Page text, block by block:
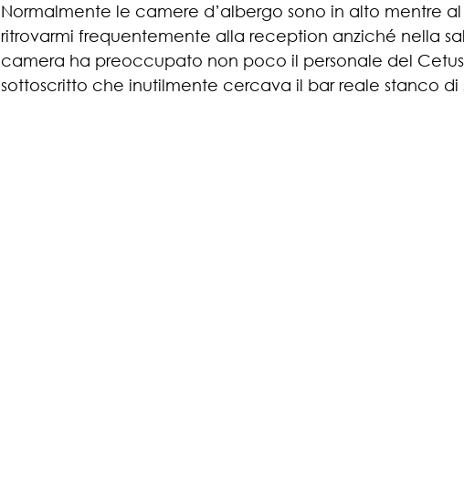
Normalmente le camere d’albergo sono in alto mentre al
ritrovarmi frequentemente alla reception anziché nella
camera ha preoccupato non poco il personale del
sottoscritto che inutilmente cercava il bar reale stanco di